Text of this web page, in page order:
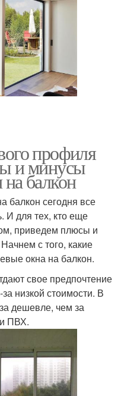
профиля
и минусы
балкон
балкон сегодня все
И для тех, кто еще
приведем плюсы и
с того, какие
окна на балкон.
свое предпочтение
низкой стоимости. В
дешевле, чем за
ПВХ.